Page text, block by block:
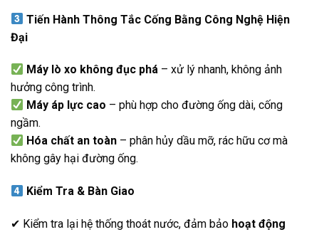
Tiến Hành Thông Tắc Cống Bằng Công Nghệ Hiện
Đại
Máy lò xo không đục phá – xử lý nhanh, không ảnh
hưởng công trình.
Máy áp lực cao – phù hợp cho đường ống dài, cống
ngầm.
Hóa chất an toàn – phân hủy dầu mỡ, rác hữu cơ mà
không gây hại đường ống.
Kiểm Tra & Bàn Giao
✔ Kiểm tra lại hệ thống thoát nước, đảm bảo hoạt động